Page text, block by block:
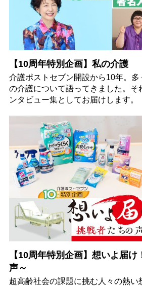
【10周年特別企画】私の介護
介護ポストセブン開設から10年。
の介護について語ってきました。そ
ンタビュー集としてお届けします。
【10周年特別企画】想いよ届
声～
超高齢社会の課題に挑む人々の熱い